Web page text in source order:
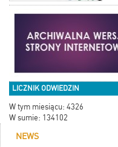
LICZNIK ODWIEDZIN
W tym miesiącu: 4326
W sumie: 134102
NEWS